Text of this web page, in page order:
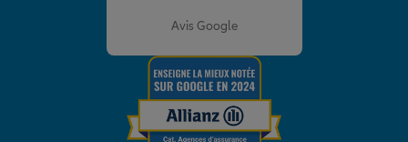
Transmission
Départ à la retraite
Préparer l’avenir
Assurance habitation
Le Pack Famille
Allianz en France
Avis Google